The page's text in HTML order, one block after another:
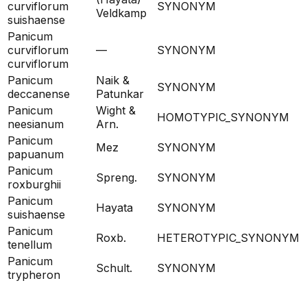
curviflorum
suishaense
Veldkamp
SYNONYM
Panicum
curviflorum
curviflorum
— SYNONYM
Panicum
deccanense
Naik &
Patunkar
SYNONYM
Panicum
neesianum
Wight &
Arn.
HOMOTYPIC_SYNONYM
Panicum
papuanum
Mez
SYNONYM
Panicum
roxburghii
Spreng.
SYNONYM
Panicum
suishaense
Hayata
SYNONYM
Panicum
tenellum
Roxb.
HETEROTYPIC_SYNONYM
Panicum
trypheron
Schult.
SYNONYM